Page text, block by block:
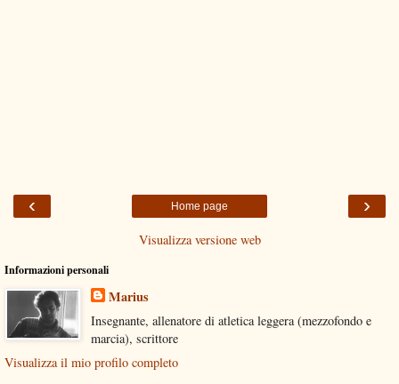
‹ ›
Home page
Visualizza versione web
Informazioni personali
Marius
Insegnante, allenatore di atletica leggera (mezzofondo e
marcia), scrittore
Visualizza il mio profilo completo